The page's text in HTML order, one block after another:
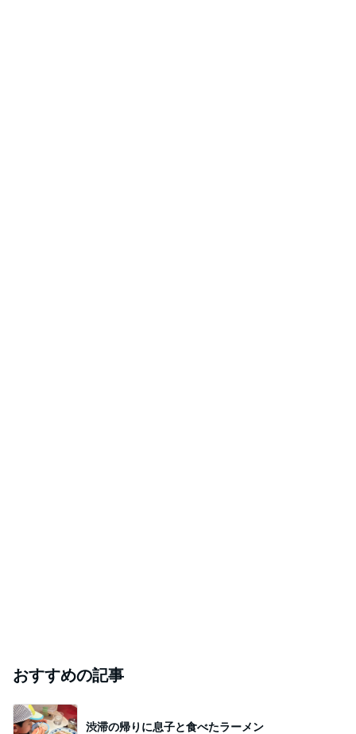
おすすめの記事
渋滞の帰りに息子と食べたラーメン